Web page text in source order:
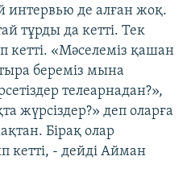
интервью де алған жоқ.
тұрды да кетті. Тек
кетті. «Мәселеміз қашан
береміз мына
телеарнадан?»,
жүрсіздер?» деп оларға
Бірақ олар
кетті, - дейді Айман